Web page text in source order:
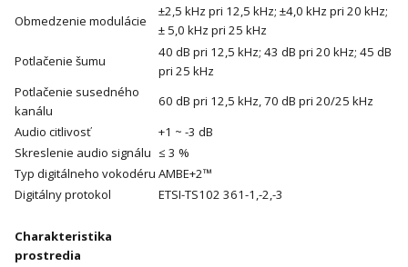
Obmedzenie modulácie
±2,5 kHz pri 12,5 kHz; ±4,0 kHz pri 20 kHz;
± 5,0 kHz pri 25 kHz
Potlačenie šumu
40 dB pri 12,5 kHz; 43 dB pri 20 kHz; 45 dB
pri 25 kHz
Potlačenie susedného
kanálu
60 dB pri 12,5 kHz, 70 dB pri 20/25 kHz
Audio citlivosť
+1 ~ -3 dB
Skreslenie audio signálu ≤ 3 %
Typ digitálneho vokodéru AMBE+2™
Digitálny protokol
ETSI-TS102 361-1,-2,-3
Charakteristika
prostredia